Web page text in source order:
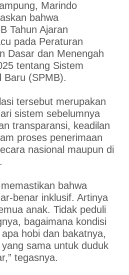
Marindo
bahwa
Tahun Ajaran
pada Peraturan
Dasar dan Menengah
tentang Sistem
Baru (SPMB).
tersebut merupakan
sistem sebelumnya
transparansi, keadilan
proses penerimaan
nasional maupun di
bahwa
benar inklusif. Artinya
anak. Tidak peduli
bagaimana kondisi
hobi dan bakatnya,
sama untuk duduk
tegasnya.